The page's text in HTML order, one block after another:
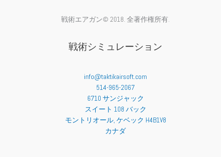
ま
戦術エアガン© 2018. 全著作権所有.
戦術シミュレーション
info@taktikairsoft.com
514-965-2067
6710 サンジャック
スイート 108 バック
モントリオール, ケベック H4B1V8
カナダ